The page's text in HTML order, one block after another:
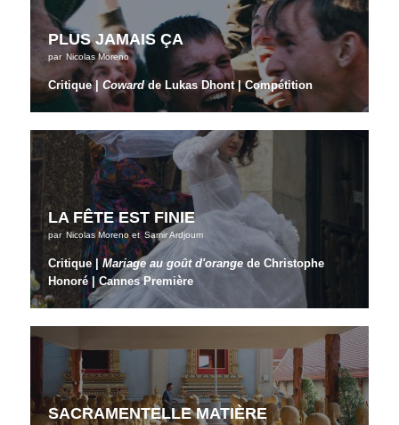
PLUS JAMAIS ÇA
par Nicolas Moreno
Critique |Cowardde Lukas Dhont | Compétition
LA FÊTE EST FINIE
par Nicolas Morenoet Samir Ardjoum
Critique |Mariage au goût d'orange de Christophe
Honoré | Cannes Première
SACRAMENTELLE MATIÈRE